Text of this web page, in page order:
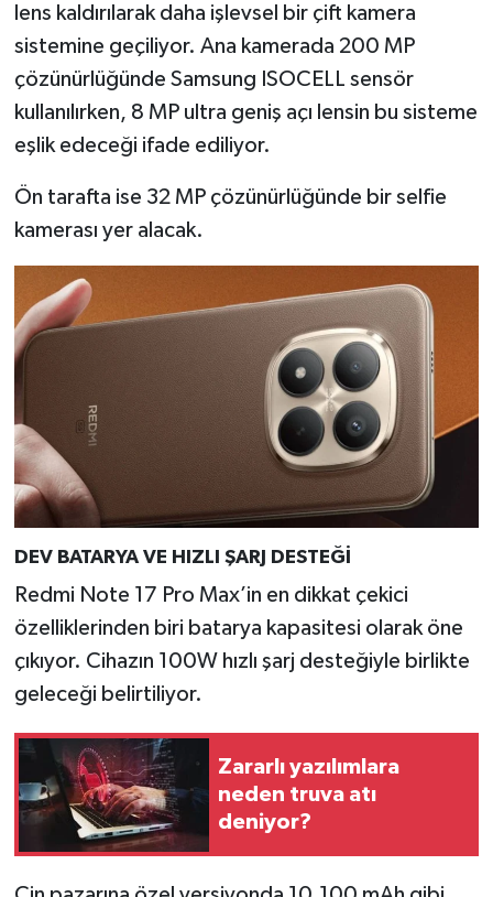
lens kaldırılarak daha işlevsel bir çift kamera
sistemine geçiliyor. Ana kamerada 200 MP
çözünürlüğünde Samsung ISOCELL sensör
kullanılırken, 8 MP ultra geniş açı lensin bu sisteme
eşlik edeceği ifade ediliyor.
Ön tarafta ise 32 MP çözünürlüğünde bir selfie
kamerası yer alacak.
DEV BATARYA VE HIZLI ŞARJ DESTEĞİ
Redmi Note 17 Pro Max’in en dikkat çekici
özelliklerinden biri batarya kapasitesi olarak öne
çıkıyor. Cihazın 100W hızlı şarj desteğiyle birlikte
geleceği belirtiliyor.
Zararlı yazılımlara
neden truva atı
deniyor?
Şaphane
Simav
Siyaset
Tavşanlı
Türkiye
Video Galeri
Yemek Tarifleri